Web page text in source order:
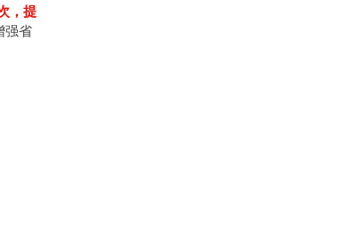
，提
强省